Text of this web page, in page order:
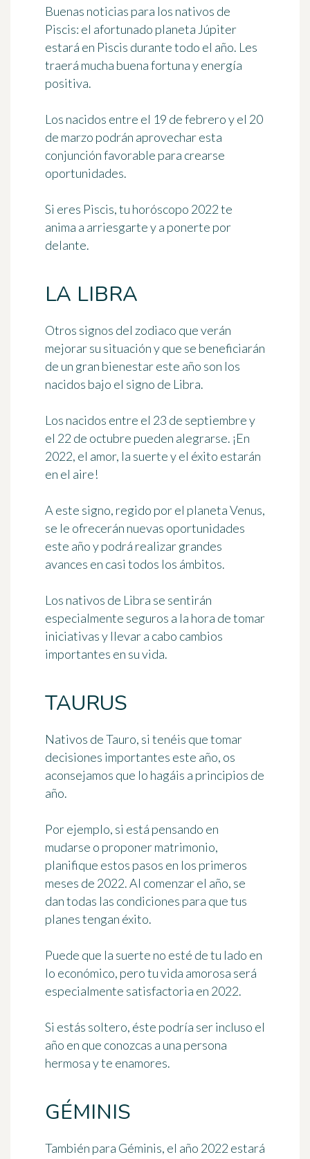
Buenas noticias para los nativos de
Piscis: el afortunado planeta Júpiter
estará en Piscis durante todo el año. Les
traerá mucha buena fortuna y energía
positiva.
Los nacidos entre el 19 de febrero y el 20
de marzo podrán aprovechar esta
conjunción favorable para crearse
oportunidades.
Si eres Piscis, tu horóscopo 2022te
anima a arriesgarte y a ponerte por
delante.
LA LIBRA
Otros signos del zodiaco que verán
mejorar su situación y que se beneficiarán
de un gran bienestar este año son los
nacidos bajo el signo de Libra.
Los nacidos entre el 23 de septiembre y
el 22 de octubre pueden alegrarse. ¡En
2022, el amor, la suerte y el éxito estarán
en el aire!
A este signo, regido por el planeta Venus,
se le ofrecerán nuevas oportunidades
este año y podrá realizargrandes
avances en casi todos los ámbitos.
Los nativos de Libra se sentirán
especialmente seguros a la hora de tomar
iniciativas y llevar a cabo cambios
importantes en su vida.
TAURUS
Nativos de Tauro, si tenéis que tomar
decisiones importantes este año, os
aconsejamos que lo hagáis a principios de
año.
Por ejemplo, si está pensando en
mudarse o proponer matrimonio,
planifique estos pasos en los primeros
meses de 2022. Al comenzar el año, se
dan todas las condiciones para que tus
planes tengan éxito.
Puede que la suerte no esté de tu lado en
lo económico, perotu vida amorosa será
especialmente satisfactoria en 2022.
Si estás soltero, éste podría ser incluso el
año en que conozcas a una persona
hermosa y te enamores.
GÉMINIS
También para Géminis, el año 2022 estará